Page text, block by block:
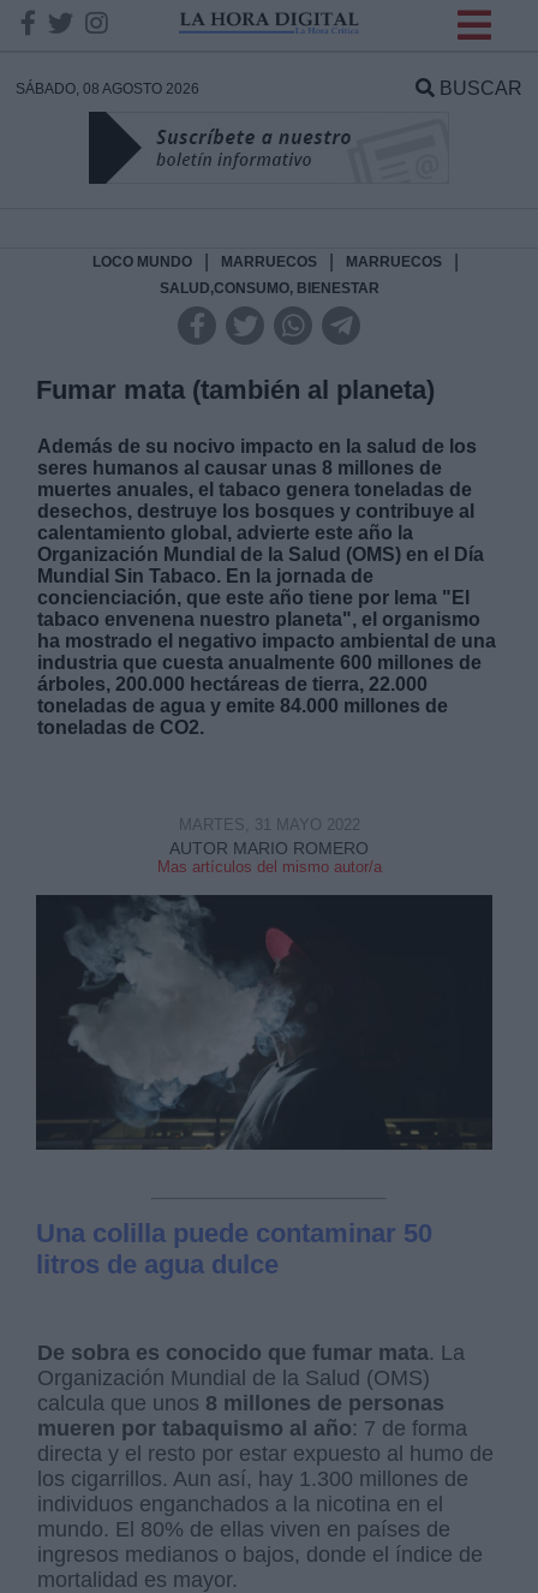
SÁBADO, 08 AGOSTO 2026 BUSCAR
LOCO MUNDO MARRUECOS MARRUECOS
SALUD,CONSUMO, BIENESTAR
Fumar mata (también al planeta)
Además de su nocivo impacto en la salud de los
seres humanos al causar unas 8 millones de
muertes anuales, el tabaco genera toneladas de
desechos, destruye los bosques y contribuye al
calentamiento global, advierte este año la
Organización Mundial de la Salud (OMS) en el Día
Mundial Sin Tabaco. En la jornada de
concienciación, que este año tiene por lema "El
tabaco envenena nuestro planeta", el organismo
ha mostrado el negativo impacto ambiental de una
industria que cuesta anualmente 600 millones de
árboles, 200.000 hectáreas de tierra, 22.000
toneladas de agua y emite 84.000 millones de
toneladas de CO2.
AUTOR MARIO ROMERO
Mas artículos del mismo autor/a
MARTES, 31 MAYO 2022
Una colilla puede contaminar 50
litros de agua dulce
De sobra es conocido que fumar mata. La
Organización Mundial de la Salud (OMS)
calcula que unos 8 millones de personas
mueren por tabaquismo al año: 7 de forma
directa y el resto por estar expuesto al humo de
los cigarrillos. Aun así, hay 1.300 millones de
individuos enganchados a la nicotina en el
mundo. El 80% de ellas viven en países de
ingresos medianos o bajos, donde el índice de
mortalidad es mayor.
DATOS
Responsable:
Legitimación:
Destinatarios:
Derechos: